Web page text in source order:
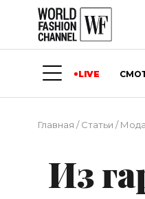
LIVE
Главная /Статьи /Мода
Из